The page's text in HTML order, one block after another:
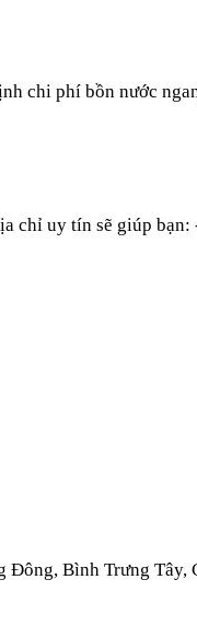
chi phí bồn nước
chỉ uy tín sẽ giúp bạn:
Đông, Bình Trưng Tây,